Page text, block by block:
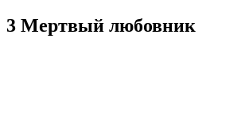
3 Мертвый любовник